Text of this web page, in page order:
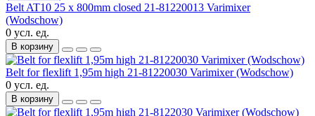
Belt AT10 25 x 800mm closed 21-81220013 Varimixer
(Wodschow)
0 усл. ед.
В корзину
Belt for flexlift 1,95m high 21-81220030 Varimixer (Wodschow)
0 усл. ед.
В корзину